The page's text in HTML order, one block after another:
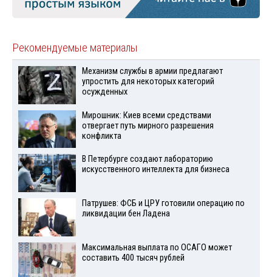
Рекомендуемые материалы
Механизм службы в армии предлагают
упростить для некоторых категорий
осужденных
Мирошник: Киев всеми средствами
отвергает путь мирного разрешения
конфликта
В Петербурге создают лабораторию
искусственного интеллекта для бизнеса
Патрушев: ФСБ и ЦРУ готовили операцию по
ликвидации бен Ладена
Максимальная выплата по ОСАГО может
составить 400 тысяч рублей